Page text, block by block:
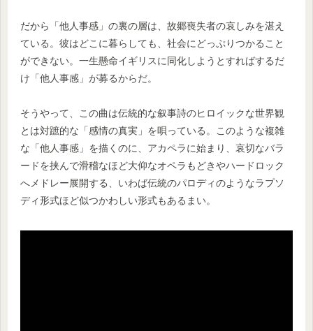
だから「他人事感」の裏の層は、故郷喪失者の哀しみを湛え
ている。彼はどこに暮らしても、社会にどっぷりつかること
ができない。一生懸命イギリスに同化しようとすればするだ
け「他人事感」が募るからだ。
そうやって、この曲は伝統的な叙事詩のヒロイックな世界観
とは対蹠的な「感情の真実」を唄っている。このような複雑
な「他人事感」を描くのに、アカペラに始まり、哀切なバラ
ードを挟んで滑稽なほど大仰なオペラもどきやハードロック
へメドレー展開する、いわば伝統のパロディのようなラプソ
ディ形式ほど似つかわしい形式もあるまい。